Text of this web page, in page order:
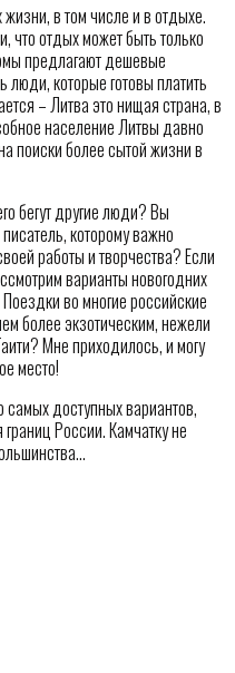
в том числе и в отдыхе.
что отдых может быть только
предлагают дешевые
люди, которые готовы платить
– Литва это нищая страна, в
население Литвы давно
поиски более сытой жизни в
бегут другие люди? Вы
которому важно
работы и творчества? Если
варианты новогодних
во многие российские
более экзотическим, нежели
Мне приходилось, и могу
место!
доступных вариантов,
России. Камчатку не